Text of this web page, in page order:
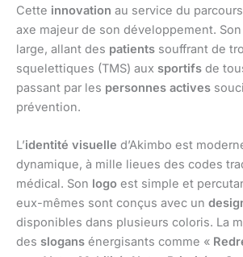
Cette innovation au service du
axe majeur de son développement. Son
large, allant des patients souffrant de
squelettiques (TMS) aux sportifs de
passant par les personnes actives
prévention.
L’identité visuelle d’Akimbo est
dynamique, à mille lieues des codes
médical. Son logo est simple et
eux-mêmes sont conçus avec un
disponibles dans plusieurs coloris. La
des slogans énergisants comme «